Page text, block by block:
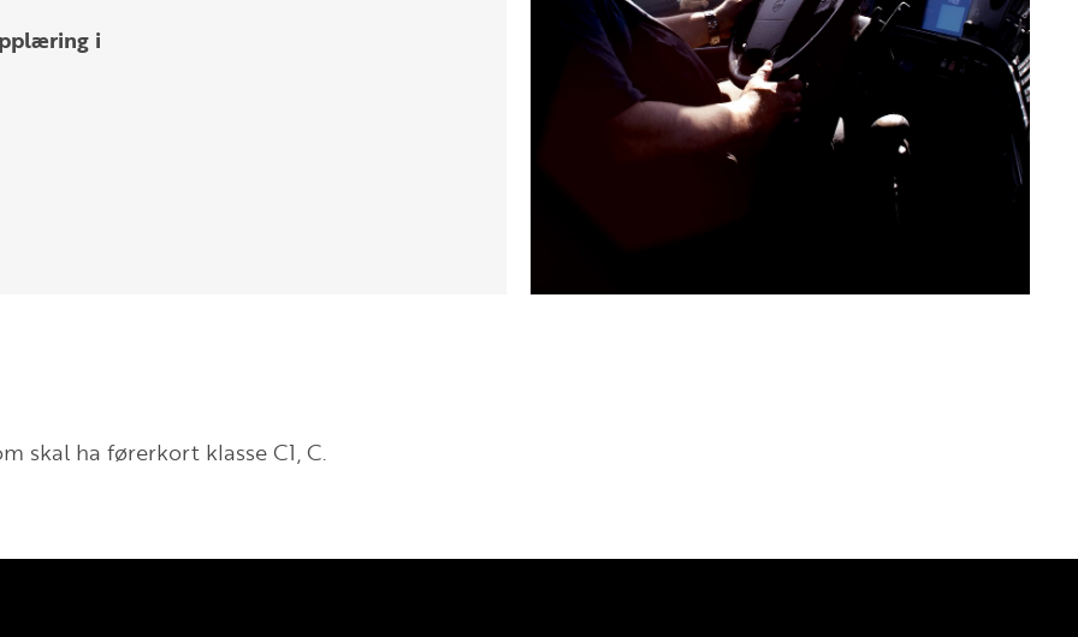
i
skal ha førerkort klasse C1, C.